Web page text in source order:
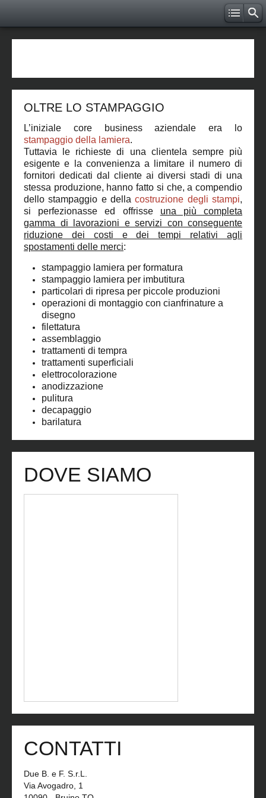
OLTRE LO STAMPAGGIO
L’iniziale core business aziendale era lo
stampaggio della lamiera.
Tuttavia le richieste di una clientela sempre più
esigente e la convenienza a limitare il numero di
fornitori dedicati dal cliente ai diversi stadi di una
stessa produzione, hanno fatto si che, a compendio
dello stampaggio e dellacostruzione degli stampi,
si perfezionasse ed offrisse una più completa
gamma di lavorazioni e servizi con conseguente
riduzione dei costi e dei tempi relativi agli
spostamenti delle merci:
stampaggio lamiera per formatura
stampaggio lamiera per imbutitura
particolari di ripresa per piccole produzioni
operazioni di montaggio con cianfrinature a
disegno
filettatura
assemblaggio
trattamenti di tempra
trattamenti superficiali
elettrocolorazione
anodizzazione
pulitura
decapaggio
barilatura
DOVE SIAMO
CONTATTI
Due B. e F. S.r.L.
Via Avogadro, 1